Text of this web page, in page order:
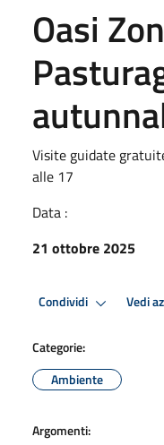
Oasi
Visite guidate
alle 17
Data :
21 ottobre 2025
Condividi Vedi
Categorie:
Ambiente
Argomenti: